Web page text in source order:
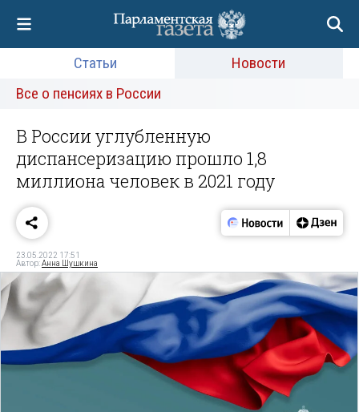
Статьи
Новости
Все о пенсиях в России
В России углубленную
диспансеризацию прошло 1,8
миллиона человек в 2021 году
23.05.2022 17:51
Автор:Анна Шушкина